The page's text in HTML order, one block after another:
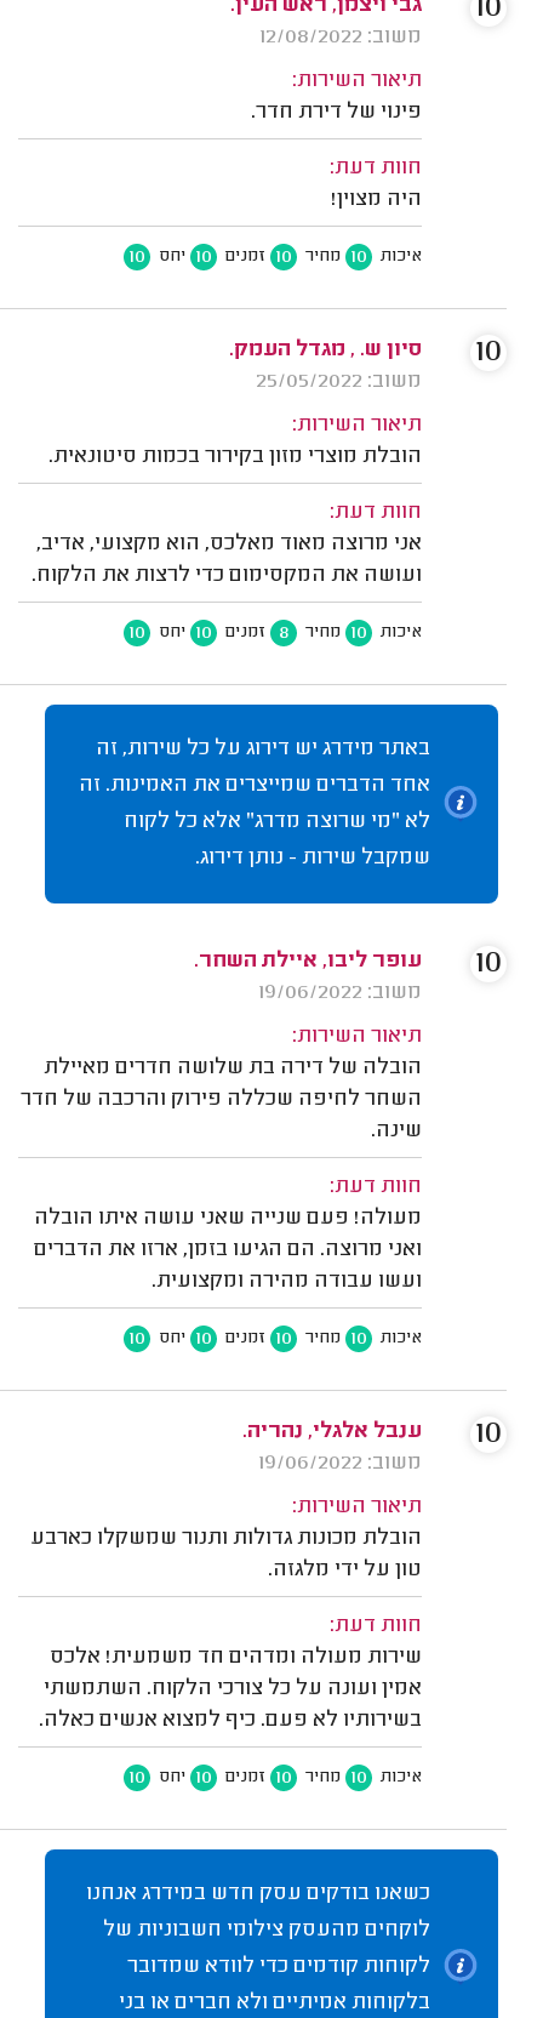
גבי ויצמן, ראש העין.
משוב: 12/08/2022
תיאור השירות:
פינוי של דירת חדר.
חוות דעת:
היה מצוין!
איכות 10 מחיר 10 זמנים 10 יחס 10
10
סיון ש. , מגדל העמק.
משוב: 25/05/2022
תיאור השירות:
הובלת מוצרי מזון בקירור בכמות סיטונאית.
חוות דעת:
אני מרוצה מאוד מאלכס, הוא מקצועי, אדיב,
ועושה את המקסימום כדי לרצות את הלקוח.
איכות 10 מחיר 8 זמנים 10 יחס 10
10
באתר מידרג יש דירוג על כל שירות, זה
אחד הדברים שמייצרים את האמינות. זה
לא "מי שרוצה מדרג" אלא כל לקוח
שמקבל שירות - נותן דירוג.
עופר ליבו, איילת השחר.
משוב: 19/06/2022
תיאור השירות:
הובלה של דירה בת שלושה חדרים מאיילת
השחר לחיפה שכללה פירוק והרכבה של חדר
שינה.
חוות דעת:
מעולה! פעם שנייה שאני עושה איתו הובלה
ואני מרוצה. הם הגיעו בזמן, ארזו את הדברים
ועשו עבודה מהירה ומקצועית.
איכות 10 מחיר 10 זמנים 10 יחס 10
10
ענבל אלגלי, נהריה.
משוב: 19/06/2022
תיאור השירות:
הובלת מכונות גדולות ותנור שמשקלו כארבע
טון על ידי מלגזה.
חוות דעת:
שירות מעולה ומדהים חד משמעית! אלכס
אמין ועונה על כל צורכי הלקוח. השתמשתי
בשירותיו לא פעם. כיף למצוא אנשים כאלה.
איכות 10 מחיר 10 זמנים 10 יחס 10
10
כשאנו בודקים עסק חדש במידרג אנחנו
לוקחים מהעסק צילומי חשבוניות של
לקוחות קודמים כדי לוודא שמדובר
בלקוחות אמיתיים ולא חברים או בני